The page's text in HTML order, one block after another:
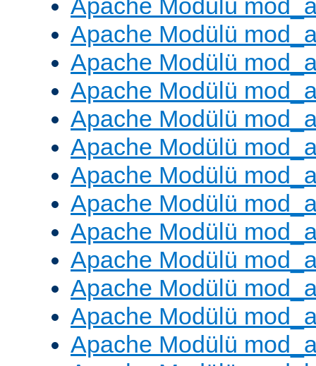
Apache Modülü
Apache Modülü
Apache Modülü
Apache Modülü
Apache Modülü
Apache Modülü
Apache Modülü
Apache Modülü
Apache Modülü
Apache Modülü
Apache Modülü
Apache Modülü
Apache Modülü